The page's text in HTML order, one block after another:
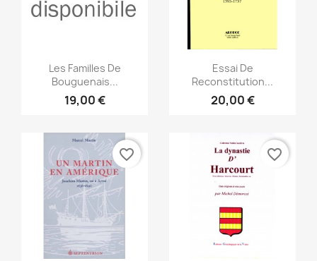
Anteprima
Les Familles De
Bouguenais...
19,00 €
Anteprima
Essai De
Reconstitution...
20,00 €
favorite_border favorite_border